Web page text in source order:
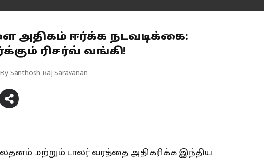
அதிகம் ஈர்க்க நடவடிக்கை:
ரிசர்வ் வங்கி!
By Santhosh Raj Saravanan
மற்றும் டாலர் வரத்தை அதிகரிக்க இந்திய